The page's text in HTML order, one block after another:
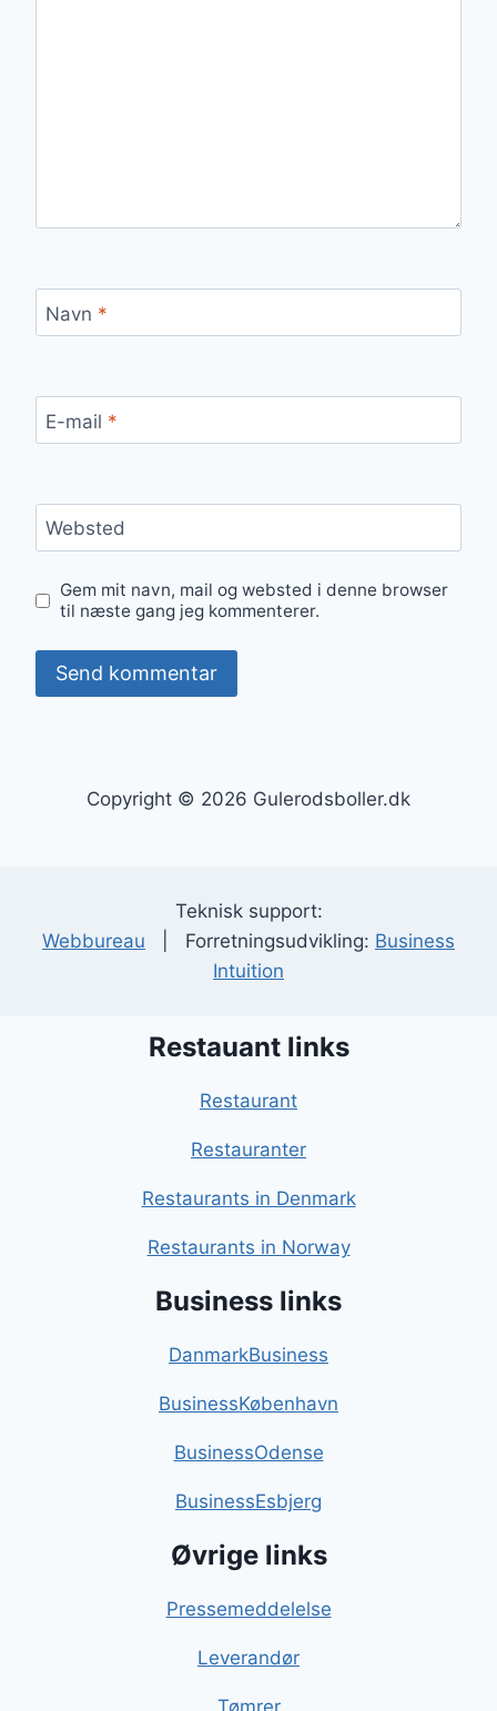
Navn *
E-mail *
Websted
Gem mit navn, mail og websted i denne browser
til næste gang jeg kommenterer.
Copyright © 2026 Gulerodsboller.dk
Teknisk support:
Webbureau | Forretningsudvikling: Business
Intuition
Restauant links
Restaurant
Restauranter
Restaurants in Denmark
Restaurants in Norway
Business links
DanmarkBusiness
BusinessKøbenhavn
BusinessOdense
BusinessEsbjerg
Øvrige links
Pressemeddelelse
Leverandør